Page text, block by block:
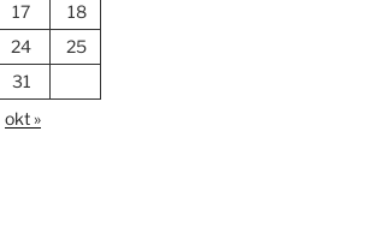
17
18
24
25
31
okt »